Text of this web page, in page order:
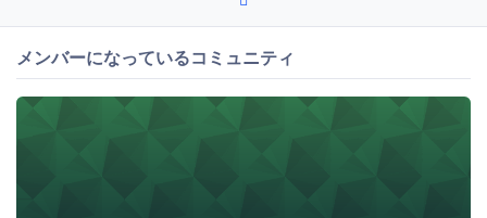
メンバーになっているコミュニティ